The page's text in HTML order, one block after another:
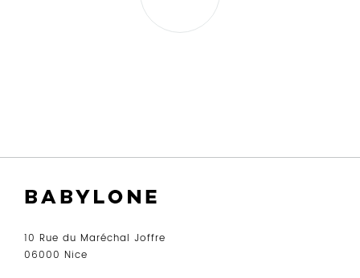
10 Rue du Maréchal Joffre
06000 Nice